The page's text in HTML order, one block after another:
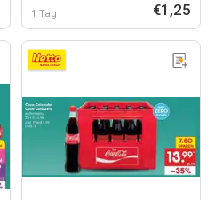
1 Tag €1,25